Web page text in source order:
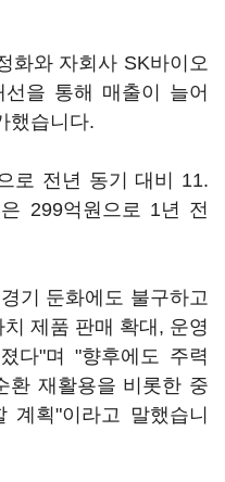
화와 자회사 SK바이오
을 통해 매출이 늘어
했습니다.
로 전년 동기 대비 11.
299억원으로 1년 전
기 둔화에도 불구하고
제품 판매 확대, 운영
다"며 "향후에도 주력
환 재활용을 비롯한 중
획"이라고 말했습니